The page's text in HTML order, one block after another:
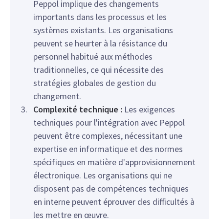
Peppol implique des changements
importants dans les processus et les
systèmes existants. Les organisations
peuvent se heurter à la résistance du
personnel habitué aux méthodes
traditionnelles, ce qui nécessite des
stratégies globales de gestion du
changement.
Complexité technique : Les exigences
techniques pour l'intégration avec Peppol
peuvent être complexes, nécessitant une
expertise en informatique et des normes
spécifiques en matière d'approvisionnement
électronique. Les organisations qui ne
disposent pas de compétences techniques
en interne peuvent éprouver des difficultés à
les mettre en œuvre.